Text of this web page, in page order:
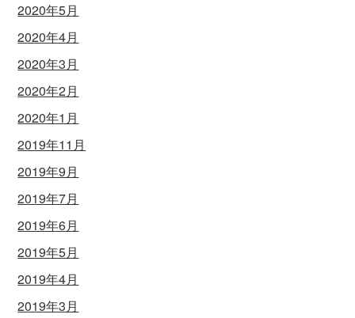
2020年5月
2020年4月
2020年3月
2020年2月
2020年1月
2019年11月
2019年9月
2019年7月
2019年6月
2019年5月
2019年4月
2019年3月